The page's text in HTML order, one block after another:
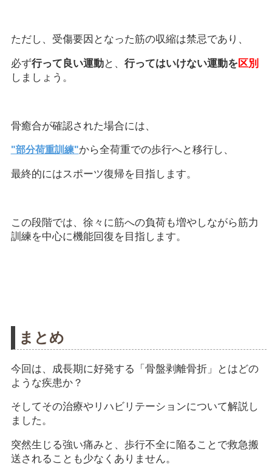
ただし、受傷要因となった筋の収縮は禁忌であり、
必ず行って良い運動と、 行ってはいけない運動を 区別
しましょう。
骨癒合が確認された場合には、
"部分荷重訓練"から全荷重での歩行へと移行し、
最終的にはスポーツ復帰を目指します。
この段階では、徐々に筋への負荷も増やしながら筋力
訓練を中心に機能回復を目指します。
まとめ
今回は、成長期に好発する「骨盤剥離骨折」とはどの
ような疾患か？
そしてその治療やリハビリテーションについて解説し
ました。
突然生じる強い痛みと、歩行不全に陥ることで救急搬
送されることも少なくありません。